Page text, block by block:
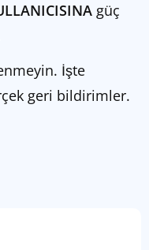
güç
İşte
geri bildirimler.